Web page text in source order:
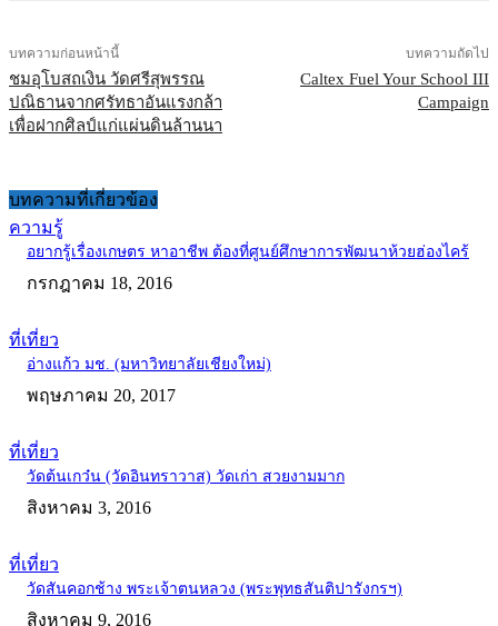
บทความก่อนหน้านี้
ชมอุโบสถเงิน วัดศรีสุพรรณ
ปณิธานจากศรัทธาอันแรงกล้า
เพื่อฝากศิลป์แก่แผ่นดินล้านนา
บทความถัดไป
Caltex Fuel Your School III
Campaign
บทความที่เกี่ยวข้อง
ความรู้
อยากรู้เรื่องเกษตร หาอาชีพ ต้องที่ศูนย์ศึกษาการพัฒนาห้วยฮ่องไคร้
กรกฎาคม 18, 2016
ที่เที่ยว
อ่างแก้ว มช. (มหาวิทยาลัยเชียงใหม่)
พฤษภาคม 20, 2017
ที่เที่ยว
วัดต้นเกว๋น (วัดอินทราวาส) วัดเก่า สวยงามมาก
สิงหาคม 3, 2016
ที่เที่ยว
วัดสันคอกช้าง พระเจ้าตนหลวง (พระพุทธสันติปารังกรฯ)
สิงหาคม 9, 2016